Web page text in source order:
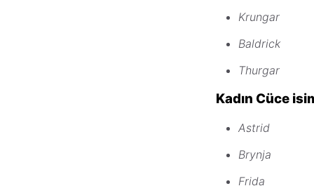
Krungar
Baldrick
Thurgar
Kadın Cüce
Astrid
Brynja
Frida